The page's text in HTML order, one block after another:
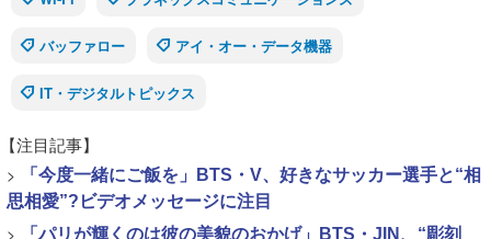
バッファロー アイ・オー・データ機器
IT・デジタルトピックス
【注目記事】
>
「今度一緒にご飯を」BTS・V、好きなサッカー選手と“相
思相愛”?ビデオメッセージに注目
>
「パリが輝くのは彼の美貌のおかげ」BTS・JIN、“彫刻